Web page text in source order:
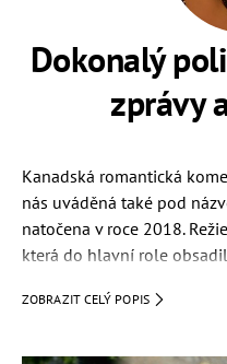
Dokonalý
zprávy
Kanadská romantická
nás uváděná také pod
natočena v roce 2018.
která do hlavní role
Scénář a režie:
ZOBRAZIT CELÝ POPIS